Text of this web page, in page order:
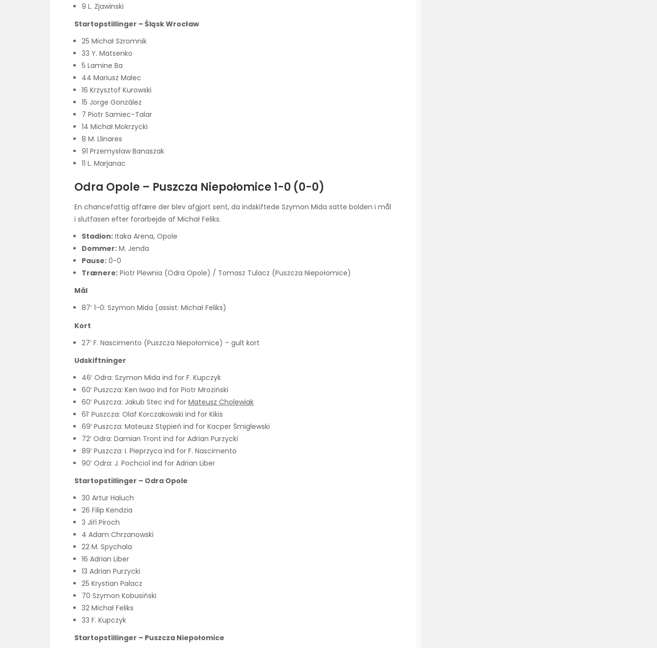
9 L. Zjawinski
Startopstillinger – Śląsk Wrocław
25 Michał Szromnik
33 Y. Matsenko
5 Lamine Ba
44 Mariusz Malec
16 Krzysztof Kurowski
15 Jorge González
7 Piotr Samiec-Talar
14 Michał Mokrzycki
8 M. Llinares
91 Przemysław Banaszak
11 L. Marjanac
Odra Opole – Puszcza Niepołomice 1-0 (0-0)
En chancefattig affære der blev afgjort sent, da indskiftede Szymon Mida satte bolden i mål
i slutfasen efter forarbejde af Michał Feliks.
Stadion: Itaka Arena, Opole
Dommer: M. Jenda
Pause: 0-0
Trænere: Piotr Plewnia (Odra Opole) / Tomasz Tulacz (Puszcza Niepołomice)
Mål
87′ 1-0: Szymon Mida (assist: Michał Feliks)
Kort
27′ F. Nascimento (Puszcza Niepołomice) – gult kort
Udskiftninger
46′ Odra: Szymon Mida ind for F. Kupczyk
60′ Puszcza: Ken Iwao ind for Piotr Mroziński
60′ Puszcza: Jakub Stec ind for Mateusz Cholewiak
61′ Puszcza: Olaf Korczakowski ind for Kikis
69′ Puszcza: Mateusz Stępień ind for Kacper Śmiglewski
72′ Odra: Damian Tront ind for Adrian Purzycki
89′ Puszcza: I. Pieprzyca ind for F. Nascimento
90′ Odra: J. Pochciol ind for Adrian Liber
Startopstillinger – Odra Opole
30 Artur Haluch
26 Filip Kendzia
3 Jiří Piroch
4 Adam Chrzanowski
22 M. Spychala
16 Adrian Liber
13 Adrian Purzycki
25 Krystian Palacz
70 Szymon Kobusiński
32 Michał Feliks
33 F. Kupczyk
Startopstillinger – Puszcza Niepołomice